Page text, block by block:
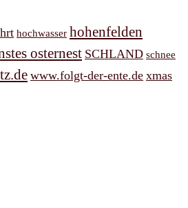
hochwasser hohenfelden
osternest SCHLAND schnee
www.folgt-der-ente.de xmas